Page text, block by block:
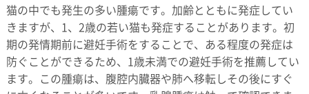
猫の中でも発生の多い腫瘍です。加齢とともに発症してい
きますが、1、2歳の若い猫も発症することがあります。初
期の発情期前に避妊手術をすることで、ある程度の発症は
防ぐことができるため、1歳未満での避妊手術を推薦してい
ます。この腫瘍は、腹腔内臓器や肺へ移転しその後にすぐ